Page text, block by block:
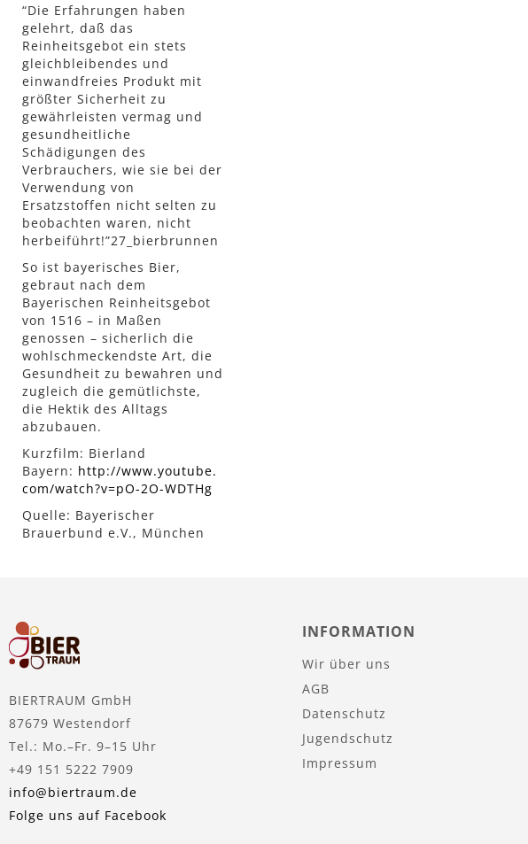
“Die Erfahrungen haben
gelehrt, daß das
Reinheitsgebot ein stets
gleichbleibendes und
einwandfreies Produkt mit
größter Sicherheit zu
gewährleisten vermag und
gesundheitliche
Schädigungen des
Verbrauchers, wie sie bei der
Verwendung von
Ersatzstoffen nicht selten zu
beobachten waren, nicht
herbeiführt!”27_bierbrunnen
So ist bayerisches Bier,
gebraut nach dem
Bayerischen Reinheitsgebot
von 1516 – in Maßen
genossen – sicherlich die
wohlschmeckendste Art, die
Gesundheit zu bewahren und
zugleich die gemütlichste,
die Hektik des Alltags
abzubauen.
Kurzfilm: Bierland
Bayern: http://www.youtube.
com/watch?v=pO-2O-WDTHg
Quelle: Bayerischer
Brauerbund e.V., München
BIERTRAUM GmbH
87679 Westendorf
Tel.: Mo.–Fr. 9–15 Uhr
+49 151 5222 7909
info@biertraum.de
Folge uns auf Facebook
INFORMATION
Wir über uns
AGB
Datenschutz
Jugendschutz
Impressum